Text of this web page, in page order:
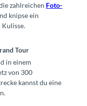
zahlreichen Foto-
knipse ein
Tour
in einem
von 300
kannst du eine